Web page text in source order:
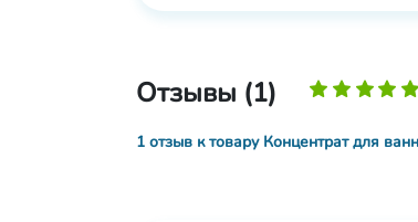
Отзывы (1)
1 отзыв к товару Концентрат для